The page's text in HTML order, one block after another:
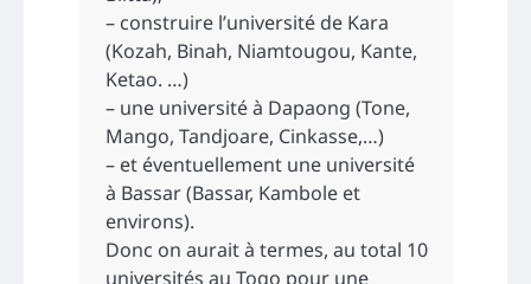
– construire l’université de Kara
(Kozah, Binah, Niamtougou, Kante,
Ketao. …)
– une université à Dapaong (Tone,
Mango, Tandjoare, Cinkasse,…)
– et éventuellement une université
à Bassar (Bassar, Kambole et
environs).
Donc on aurait à termes, au total 10
universités au Togo pour une